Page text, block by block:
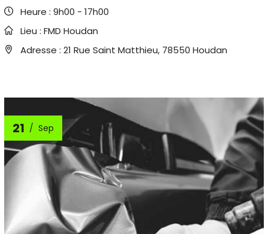
Heure : 9h00 - 17h00
Lieu : FMD Houdan
Adresse : 21 Rue Saint Matthieu, 78550 Houdan
21 Sep